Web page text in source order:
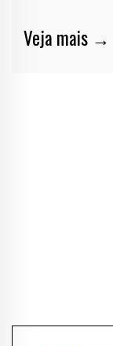
Veja mais →